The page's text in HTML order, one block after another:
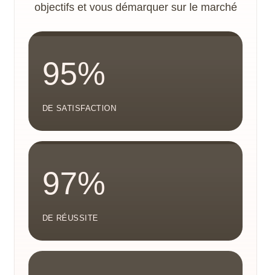
objectifs et vous démarquer sur le marché
95%
DE SATISFACTION
97%
DE RÉUSSITE